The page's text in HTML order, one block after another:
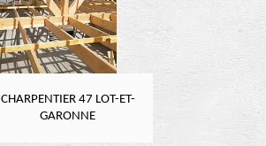
CHARPENTIER 47 LOT-ET-
GARONNE